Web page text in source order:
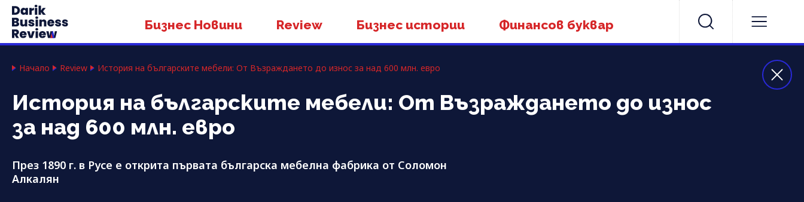
Бизнес Новини Review Бизнес истории Финансов буквар
Начало Review История на българските мебели: От Възраждането до износ за над 600 млн. евро
История на българските мебели: От Възраждането до износ
за над 600 млн. евро
През 1890 г. в Русе е открита първата българска мебелна фабрика от Соломон
Алкалян